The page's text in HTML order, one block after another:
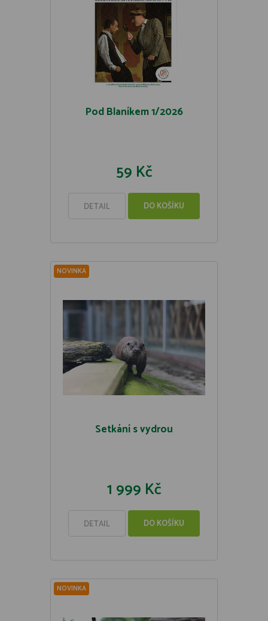
Pod Blaníkem 1/2026
59 Kč
DETAIL DO KOŠÍKU
NOVINKA
Setkání s vydrou
1 999 Kč
DETAIL DO KOŠÍKU
NOVINKA